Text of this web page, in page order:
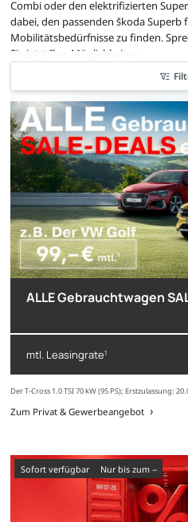
Combi oder den elektrifizierten
dabei, den passenden Škoda
Mobilitätsbedürfnisse zu finden.
Sie jetzt Ihre Möglichkeiten.
ALLE Gebrauchtwagen
mtl. Leasingrate1
Der T-Cross 1.0 TSI 70 kW (95 PS); Erstzulassung:
Zum Privat & Gewerbeangebot
sofort verfügbar nur bis zum --